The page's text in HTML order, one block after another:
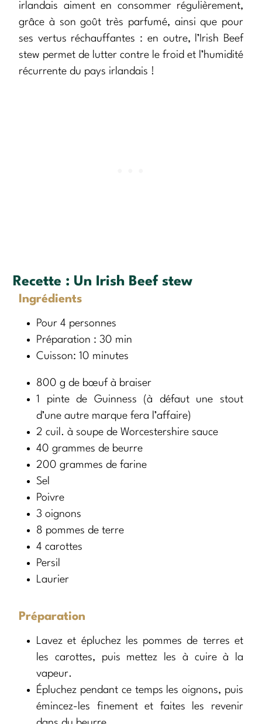
irlandais aiment en consommer régulièrement,
grâce à son goût très parfumé, ainsi que pour
ses vertus réchauffantes : en outre, l’Irish Beef
stew permet de lutter contre le froid et l’humidité
récurrente du pays irlandais !
Recette : Un Irish Beef stew
Ingrédients
Pour 4 personnes
Préparation : 30 min
Cuisson: 10 minutes
800 g de bœuf à braiser
1 pinte de Guinness (à défaut une stout
d’une autre marque fera l’affaire)
2 cuil. à soupe de Worcestershire sauce
40 grammes de beurre
200 grammes de farine
Sel
Poivre
3 oignons
8 pommes de terre
4 carottes
Persil
Laurier
Préparation
Lavez et épluchez les pommes de terres et
les carottes, puis mettez les à cuire à la
vapeur.
Épluchez pendant ce temps les oignons, puis
émincez-les finement et faites les revenir